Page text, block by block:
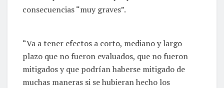
consecuencias “muy graves”.
“Va a tener efectos a corto, mediano y largo
plazo que no fueron evaluados, que no fueron
mitigados y que podrían haberse mitigado de
muchas maneras si se hubieran hecho los